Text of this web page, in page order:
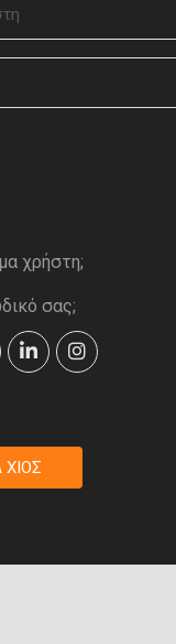
χρήστη;
σας;
ΧΙΟΣ